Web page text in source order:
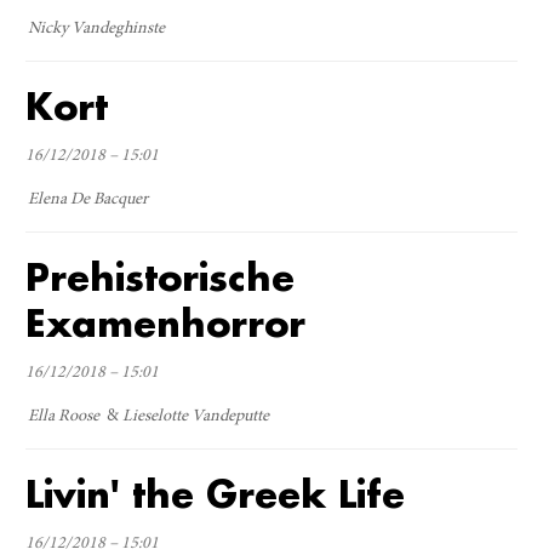
Nicky Vandeghinste
Kort
16/12/2018 – 15:01
Elena De Bacquer
Prehistorische
Examenhorror
16/12/2018 – 15:01
Ella Roose Lieselotte Vandeputte
Livin' the Greek Life
16/12/2018 – 15:01